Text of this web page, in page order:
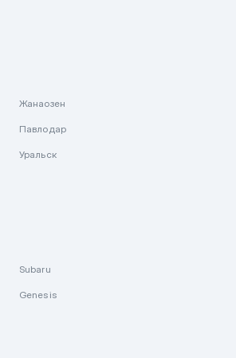
Жанаозен
Павлодар
Уральск
Subaru
Genesis